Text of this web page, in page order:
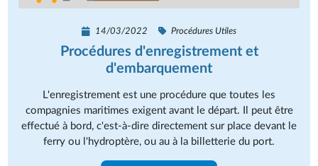
Procédures d'enregistrement et
d'embarquement
14/03/2022 Procédures Utiles
L'enregistrement est une procédure que toutes les
compagnies maritimes exigent avant le départ. Il peut être
effectué à bord, c'est-à-dire directement sur place devant le
ferry ou l'hydroptère, ou au à la billetterie du port.